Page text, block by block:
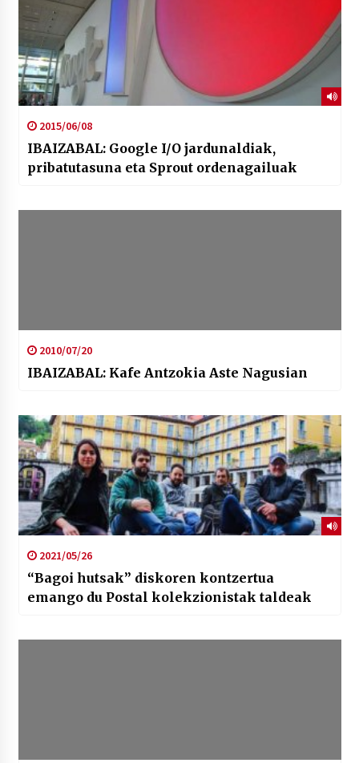
2015/06/08
IBAIZABAL: Google I/O jardunaldiak,
pribatutasuna eta Sprout ordenagailuak
2010/07/20
IBAIZABAL: Kafe Antzokia Aste Nagusian
2021/05/26
“Bagoi hutsak” diskoren kontzertua
emango du Postal kolekzionistak taldeak